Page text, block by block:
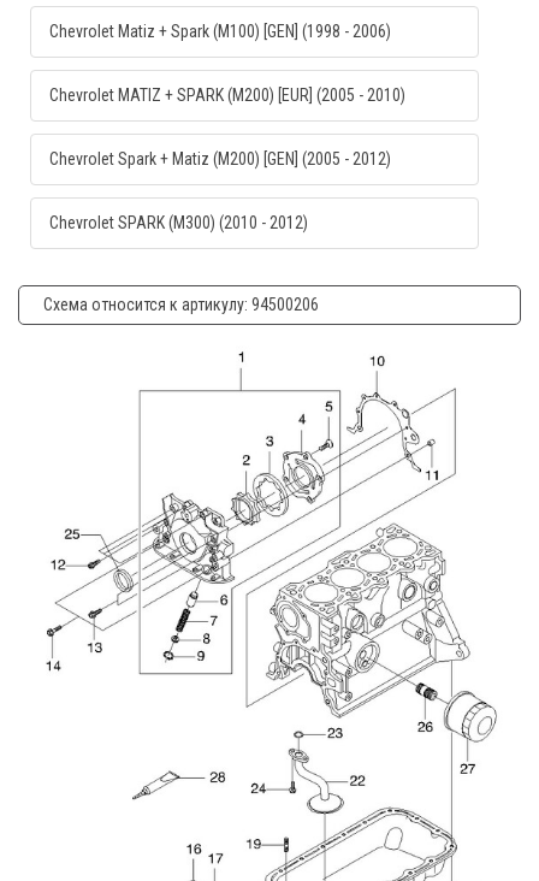
Chevrolet Matiz + Spark (M100) [GEN] (1998 - 2006)
Chevrolet MATIZ + SPARK (M200) [EUR] (2005 - 2010)
Chevrolet Spark + Matiz (M200) [GEN] (2005 - 2012)
Chevrolet SPARK (M300) (2010 - 2012)
Схема относится к артикулу: 94500206